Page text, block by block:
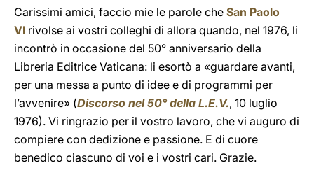
Carissimi amici, faccio mie le parole che San Paolo
VI rivolse ai vostri colleghi di allora quando, nel 1976, li
incontrò in occasione del 50° anniversario della
Libreria Editrice Vaticana: li esortò a «guardare avanti,
per una messa a punto di idee e di programmi per
l’avvenire» (Discorso nel 50° della L.E.V., 10 luglio
1976). Vi ringrazio per il vostro lavoro, che vi auguro di
compiere con dedizione e passione. E di cuore
benedico ciascuno di voi e i vostri cari. Grazie.